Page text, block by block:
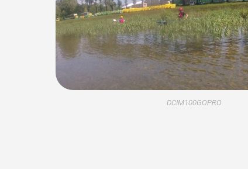
–
STAGE
D’ÉTÉ
DCIM100GOPRO